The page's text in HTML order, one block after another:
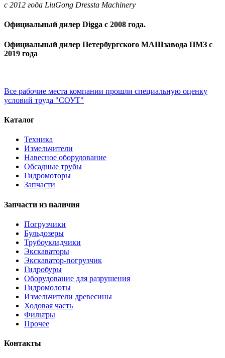
c 2012 года LiuGong Dressta Machinery
Официальный дилер Digga с 2008 года.
Официальный дилер Петербургского МАШзавода ПМЗ с
2019 года
Все рабочие места компании прошли специальную оценку
условий труда "СОУТ"
Каталог
Техника
Измельчители
Навесное оборудование
Обсадные трубы
Гидромоторы
Запчасти
Запчасти из наличия
Погрузчики
Бульдозеры
Трубоукладчики
Экскаваторы
Экскаватор-погрузчик
Гидробуры
Оборудование для разрушения
Гидромолоты
Измельчители древесины
Ходовая часть
Фильтры
Прочее
Контакты